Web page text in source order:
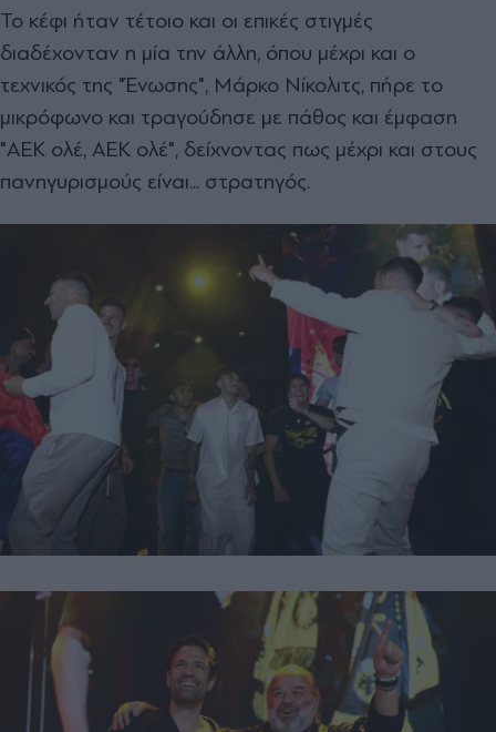
Το κέφι ήταν τέτοιο και οι επικές στιγμές
διαδέχονταν η μία την άλλη, όπου μέχρι και ο
τεχνικός της "Ένωσης", Μάρκο Νίκολιτς, πήρε το
μικρόφωνο και τραγούδησε με πάθος και έμφαση
"ΑΕΚ ολέ, ΑΕΚ ολέ", δείχνοντας πως μέχρι και στους
πανηγυρισμούς είναι... στρατηγός.